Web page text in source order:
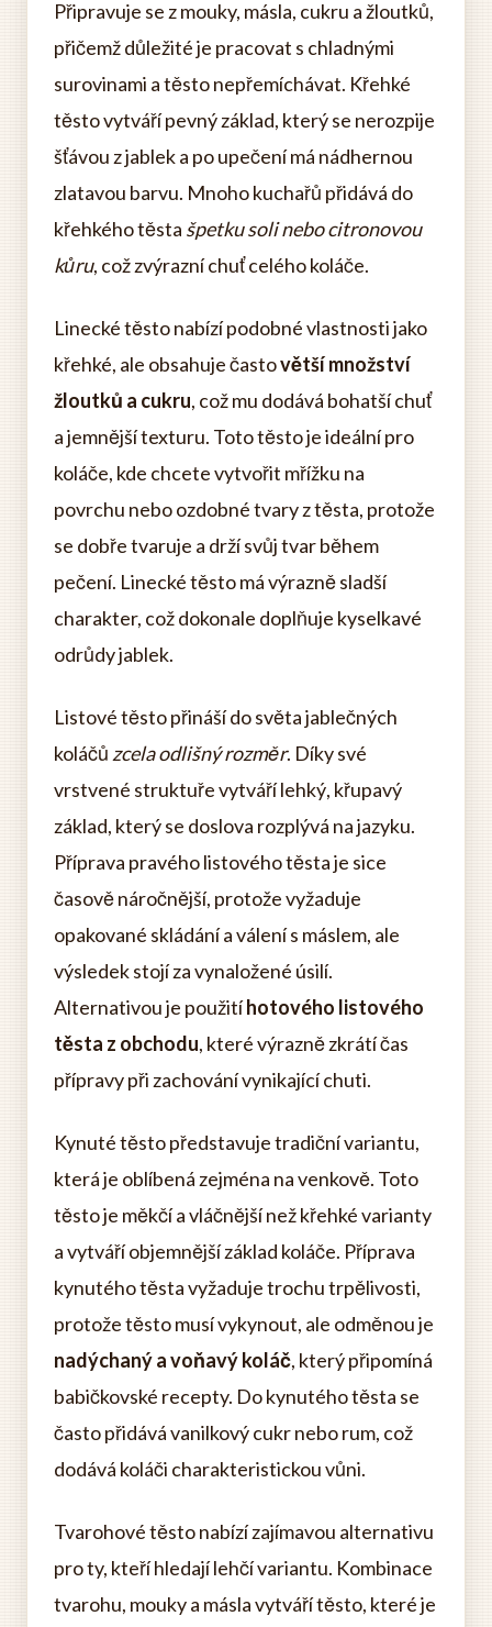
Připravuje se z mouky, másla, cukru a žloutků,
přičemž důležité je pracovat s chladnými
surovinami a těsto nepřemíchávat. Křehké
těsto vytváří pevný základ, který se nerozpije
šťávou z jablek a po upečení má nádhernou
zlatavou barvu. Mnoho kuchařů přidává do
křehkého těsta špetku soli nebo citronovou
kůru, což zvýrazní chuť celého koláče.
Linecké těsto nabízí podobné vlastnosti jako
křehké, ale obsahuje častovětší množství
žloutků a cukru, což mu dodává bohatší chuť
a jemnější texturu. Toto těsto je ideální pro
koláče, kde chcete vytvořit mřížku na
povrchu nebo ozdobné tvary z těsta, protože
se dobře tvaruje a drží svůj tvar během
pečení. Linecké těsto má výrazně sladší
charakter, což dokonale doplňuje kyselkavé
odrůdy jablek.
Listové těsto přináší do světa jablečných
koláčů zcela odlišný rozměr. Díky své
vrstvené struktuře vytváří lehký, křupavý
základ, který se doslova rozplývá na jazyku.
Příprava pravého listového těsta je sice
časově náročnější, protože vyžaduje
opakované skládání a válení s máslem, ale
výsledek stojí za vynaložené úsilí.
Alternativou je použitíhotového listového
těsta z obchodu, které výrazně zkrátí čas
přípravy při zachování vynikající chuti.
Kynuté těsto představuje tradiční variantu,
která je oblíbená zejména na venkově. Toto
těsto je měkčí a vláčnější než křehké varianty
a vytváří objemnější základ koláče. Příprava
kynutého těsta vyžaduje trochu trpělivosti,
protože těsto musí vykynout, ale odměnou je
nadýchaný a voňavý koláč, který připomíná
babičkovské recepty. Do kynutého těsta se
často přidává vanilkový cukr nebo rum, což
dodává koláči charakteristickou vůni.
Tvarohové těsto nabízí zajímavou alternativu
pro ty, kteří hledají lehčí variantu. Kombinace
tvarohu, mouky a másla vytváří těsto, které je